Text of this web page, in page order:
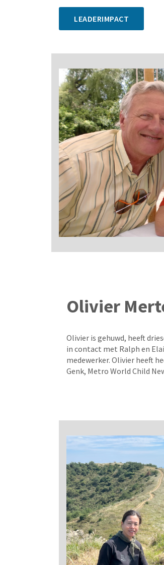
LEADERIMPACT
Olivier
Olivier is gehuwd, heeft
in contact met Ralph en
medewerker. Olivier heeft
Genk, Metro World Child